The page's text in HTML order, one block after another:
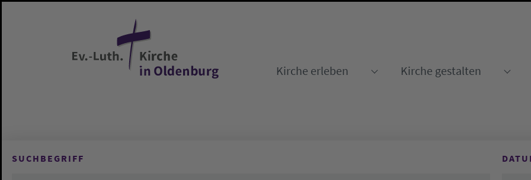
Kirche erleben
Kirche gestalten
SUCHBEGRIFF